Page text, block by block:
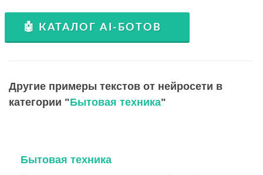
🤖 КАТАЛОГ AI-БОТОВ
Другие примеры текстов от нейросети в
категории "Бытовая техника"
Бытовая техника